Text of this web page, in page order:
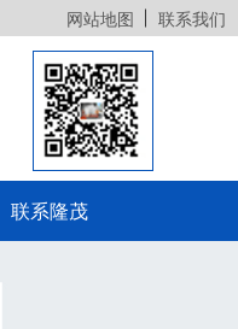
网站地图 联系我们
联系隆茂